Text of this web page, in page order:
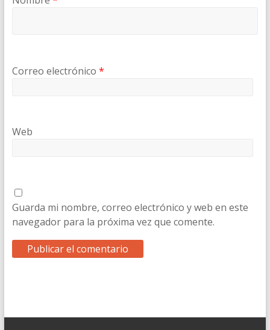
Correo electrónico *
Web
Guarda mi nombre, correo electrónico y web en este
navegador para la próxima vez que comente.